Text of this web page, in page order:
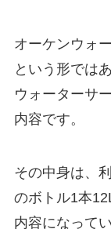
オーケンウォ
という形では
ウォーターサ
内容です。
その中身は、
のボトル1本
内容になってい